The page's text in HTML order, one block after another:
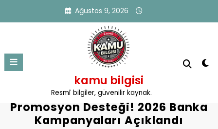
Ağustos 9, 2026
kamu bilgisi
Resmî bilgiler, güvenilir kaynak.
💰 Emeklilere 60 Bin TL’ye Varan
Promosyon Desteği! 2026 Banka
Kampanyaları Açıklandı